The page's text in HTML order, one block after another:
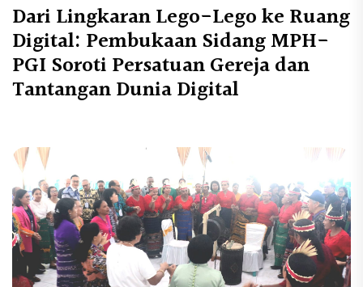
Dari Lingkaran Lego-Lego ke Ruang
Digital: Pembukaan Sidang MPH-
PGI Soroti Persatuan Gereja dan
Tantangan Dunia Digital